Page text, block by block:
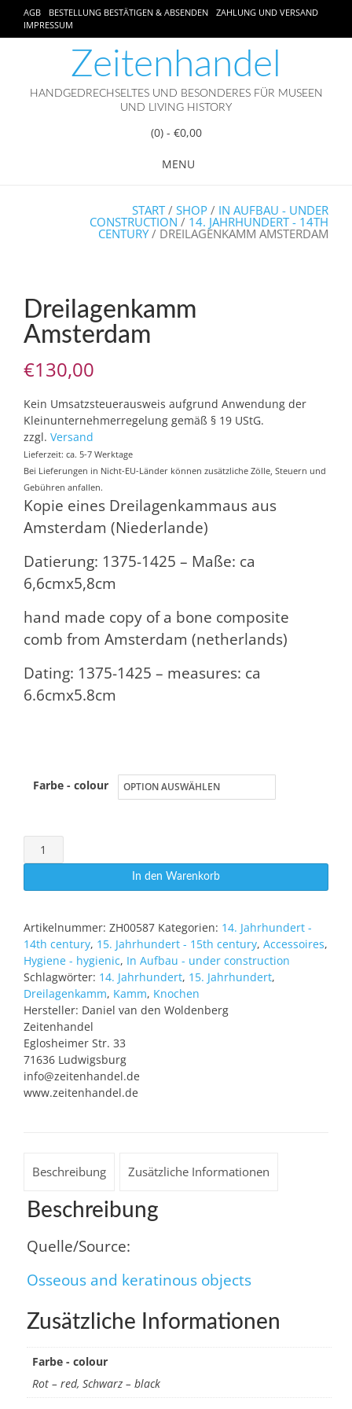
AGB BESTELLUNG BESTÄTIGEN & ABSENDEN
ZAHLUNG UND VERSAND
IMPRESSUM
Zeitenhandel
HANDGEDRECHSELTES UND BESONDERES FÜR MUSEEN
UND LIVING HISTORY
(0)- €0,00
MENU
START/ SHOP / IN AUFBAU - UNDER
CONSTRUCTION / 14. JAHRHUNDERT - 14TH
CENTURY/ DREILAGENKAMM AMSTERDAM
Dreilagenkamm
Amsterdam
€130,00
Kein Umsatzsteuerausweis aufgrund Anwendung der
Kleinunternehmerregelung gemäß § 19 UStG.
zzgl. Versand
Lieferzeit: ca. 5-7 Werktage
Bei Lieferungen in Nicht-EU-Länder können zusätzliche Zölle, Steuern und
Gebühren anfallen.
Kopie eines Dreilagenkammaus aus
Amsterdam (Niederlande)
Datierung: 1375-1425 – Maße: ca
6,6cmx5,8cm
hand made copy of a bone composite
comb from Amsterdam (netherlands)
Dating: 1375-1425 – measures: ca
6.6cmx5.8cm
Farbe - colour
Dreilagenkamm
Amsterdam
Menge
In den Warenkorb
Artikelnummer: ZH00587 Kategorien: 14. Jahrhundert -
14th century, 15. Jahrhundert - 15th century, Accessoires,
Hygiene - hygienic, In Aufbau - under construction
Schlagwörter: 14. Jahrhundert, 15. Jahrhundert,
Dreilagenkamm, Kamm, Knochen
Hersteller: Daniel van den Woldenberg
Zeitenhandel
Eglosheimer Str. 33
71636 Ludwigsburg
info@zeitenhandel.de
www.zeitenhandel.de
Beschreibung Zusätzliche Informationen
Beschreibung
Quelle/Source:
Osseous and keratinous objects
Zusätzliche Informationen
Farbe - colour
Rot – red, Schwarz – black